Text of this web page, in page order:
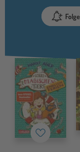
Merkzettel